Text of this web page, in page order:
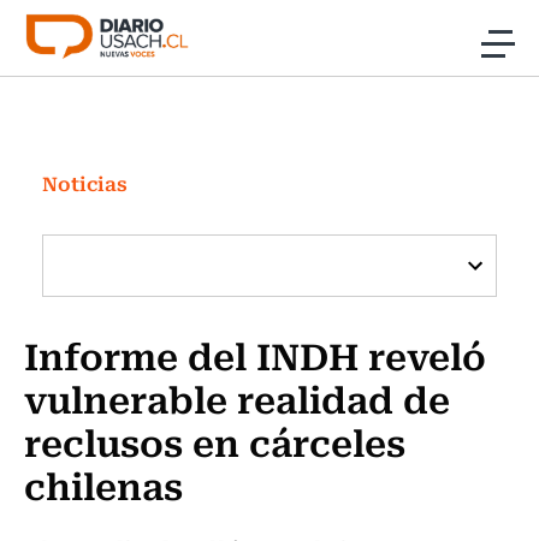
Click acá para ir directamente al contenido
Investigación
Cultura
Programas Radio y TV Usach
Noticias
Informe del INDH reveló
vulnerable realidad de
reclusos en cárceles
chilenas